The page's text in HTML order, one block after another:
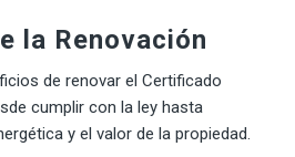
la Renovación
de renovar el Certificado
cumplir con la ley hasta
y el valor de la propiedad.